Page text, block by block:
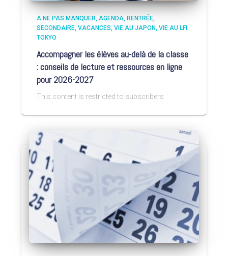
A NE PAS MANQUER AGENDA RENTRÉE
SECONDAIRE VACANCES VIE AU JAPON VIE AU LFI
TOKYO
Accompagner les élèves au-delà de la classe
: conseils de lecture et ressources en ligne
pour 2026-2027
This content is restricted to subscribers